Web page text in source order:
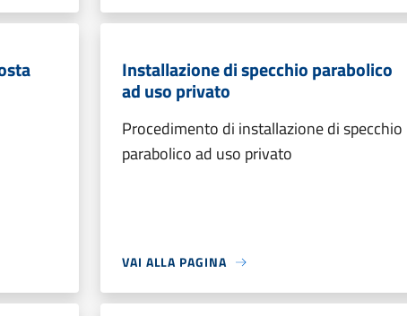
Installazione di specchio parabolico
ad uso privato
Procedimento di installazione di specchio
parabolico ad uso privato
VAI ALLA PAGINA